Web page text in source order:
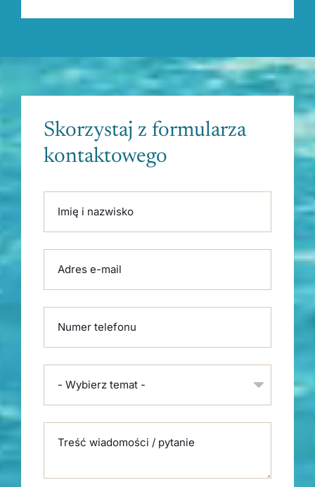
Skorzystaj z formularza
kontaktowego
Imię i nazwisko
Adres e-mail
Numer telefonu
- Wybierz temat -
Treść wiadomości / pytanie